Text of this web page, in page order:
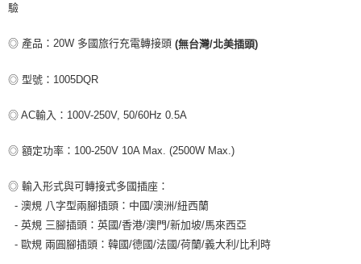
宅配
每筆NT$100，滿NT$599(含以上)免運費
驗
◎ 產品：20W 多國旅行充電轉接頭 (無台灣/北美插頭)
◎ 型號：1005DQR
◎ AC輸入：100V-250V, 50/60Hz 0.5A
◎ 額定功率：100-250V 10A Max. (2500W Max.)
◎ 輸入形式與可轉接式多國插座：
- 澳規 八字型兩腳插頭：中國/澳洲/紐西蘭
- 英規 三腳插頭：英國/香港/澳門/新加坡/馬來西亞
- 歐規 兩圓腳插頭：韓國/德國/法國/荷蘭/義大利/比利時